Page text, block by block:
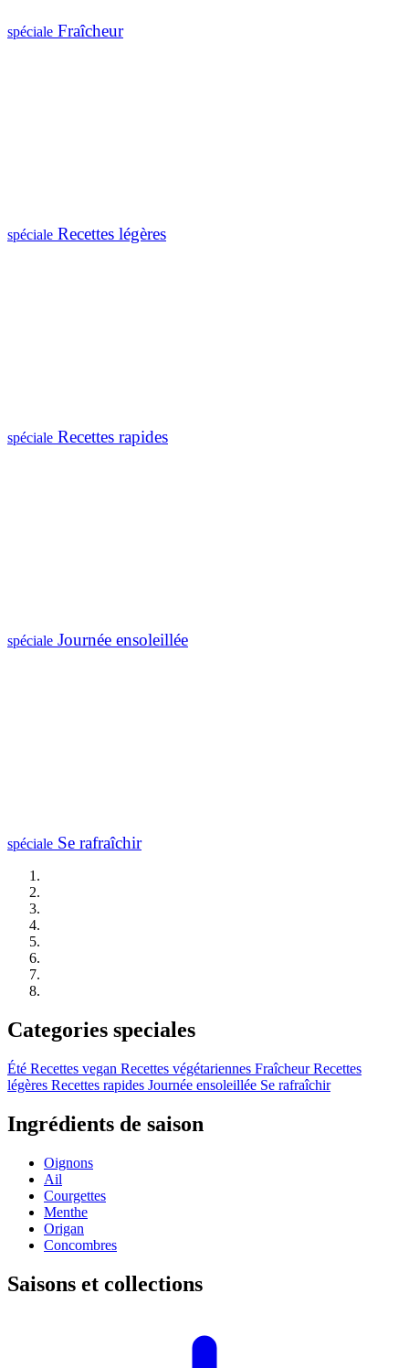
spéciale Fraîcheur
spéciale Recettes légères
spéciale Recettes rapides
spéciale Journée ensoleillée
spéciale Se rafraîchir
Categories speciales
Été Recettes vegan Recettes végétariennes Fraîcheur Recettes
légères Recettes rapides Journée ensoleillée Se rafraîchir
Ingrédients de saison
Oignons
Ail
Courgettes
Menthe
Origan
Concombres
Saisons et collections